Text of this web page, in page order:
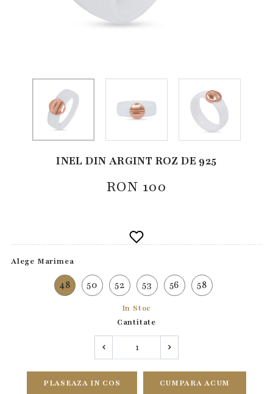
INEL DIN ARGINT ROZ DE 925
RON 100
Alege Marimea
48 50 52 53 56 58
In Stoc
Cantitate
PLASEAZA IN COS CUMPARA ACUM